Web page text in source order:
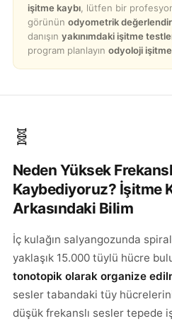
işitme kaybı , lütfen bir
görünün odyometrik
danışın yakınımdaki işitme
program planlayın odyoloji
🧬
Neden Yüksek
Kaybediyoruz? İşitme
Arkasındaki Bilim
İç kulağın salyangozunda
yaklaşık 15.000 tüylü hücre
tonotopik olarak organize
sesler tabandaki tüy
düşük frekanslı sesler tepede